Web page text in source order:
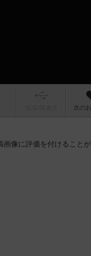
次の
像に評価を付けることが